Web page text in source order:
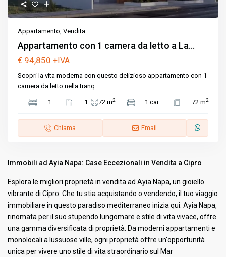
Appartamento,Vendita
Appartamento con 1 camera da letto a La...
€ 94,850+IVA
Scopri la vita moderna con questo delizioso appartamento con 1
camera da letto nella tranq ...
1 1 72 m2 1 car 72 m2
Chiama Email
Immobili ad Ayia Napa: Case Eccezionali in Vendita a Cipro
Esplora le migliori proprietà in vendita ad Ayia Napa, un gioiello
vibrante di Cipro. Che tu stia acquistando o vendendo, il tuo viaggio
immobiliare in questo paradiso mediterraneo inizia qui. Ayia Napa,
rinomata per il suo stupendo lungomare e stile di vita vivace, offre
una gamma diversificata di proprietà. Da moderni appartamenti e
monolocali a lussuose ville, ogni proprietà offre un'opportunità
unica per vivere uno stile di vita straordinario sul Mar